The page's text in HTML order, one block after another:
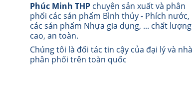
Phúc Minh THP chuyên sản xuất và phân
phối các sản phẩm Bình thủy - Phích nước,
các sản phẩm Nhựa gia dụng, ... chất lượng
cao, an toàn.
Chúng tôi là đối tác tin cậy của đại lý và nhà
phân phối trên toàn quốc